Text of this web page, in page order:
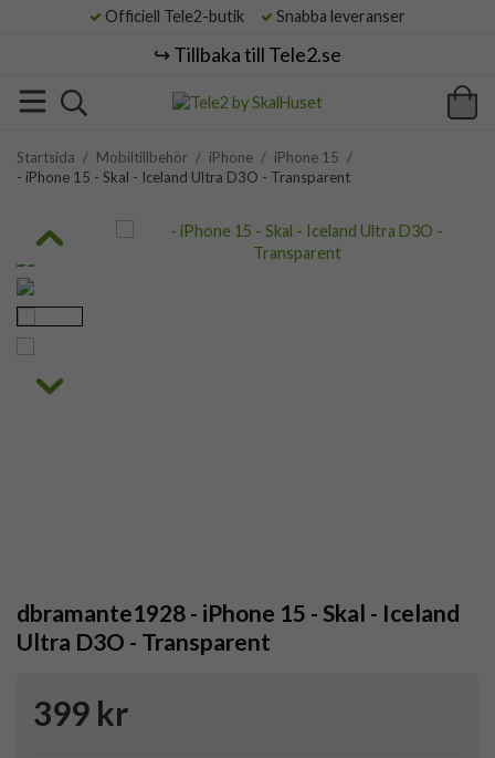
Officiell Tele2-butik Snabba leveranser
↪️ Tillbaka till Tele2.se
Startsida / Mobiltillbehör / iPhone / iPhone 15 /
- iPhone 15 - Skal - Iceland Ultra D3O - Transparent
dbramante1928 - iPhone 15 - Skal - Iceland
Ultra D3O - Transparent
399 kr